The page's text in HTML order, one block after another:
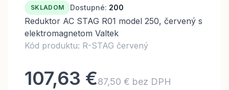
SKLADOM Dostupné: 200
Reduktor AC STAG R01 model 250, červený s
elektromagnetom Valtek
Kód produktu: R-STAG červený
107,63 €87,50 € bez DPH